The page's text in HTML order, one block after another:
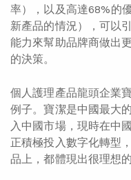
率），以及高達68%的
新產品的情況），可以
能力來幫助品牌商做出
的決策。
個人護理產品龍頭企業
例子。寶潔是中國最大
入中國市場，現時在中
正積極投入數字化轉型
品上，都體現出很理想的